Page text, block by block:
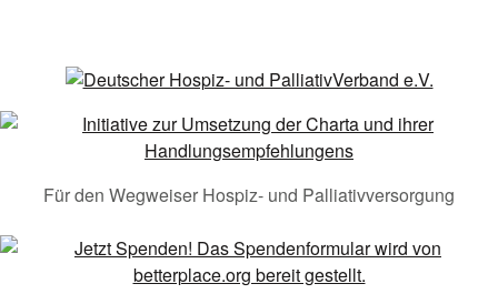
Für den Wegweiser Hospiz- und Palliativversorgung